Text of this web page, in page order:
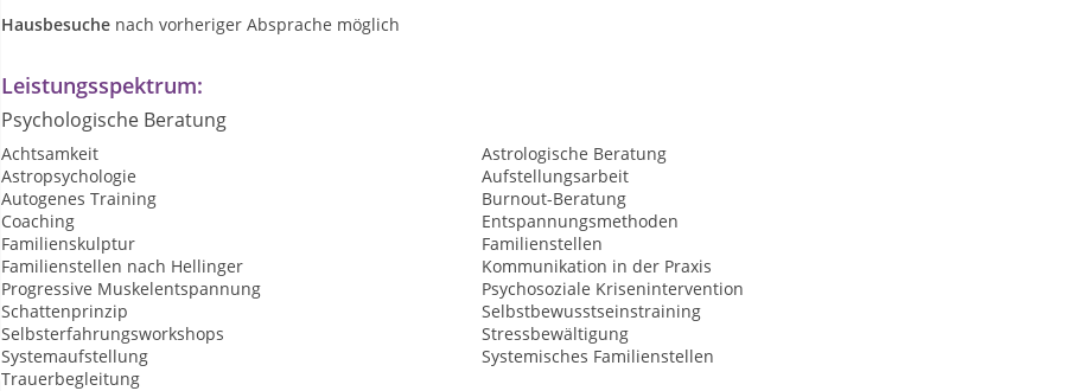
Hausbesuche nach vorheriger Absprache möglich
Leistungsspektrum:
Psychologische Beratung
Achtsamkeit
Astrologische Beratung
Astropsychologie
Aufstellungsarbeit
Autogenes Training
Burnout-Beratung
Coaching
Entspannungsmethoden
Familienskulptur
Familienstellen
Familienstellen nach Hellinger
Kommunikation in der Praxis
Progressive Muskelentspannung
Psychosoziale Krisenintervention
Schattenprinzip
Selbstbewusstseinstraining
Selbsterfahrungsworkshops
Stressbewältigung
Systemaufstellung
Systemisches Familienstellen
Trauerbegleitung